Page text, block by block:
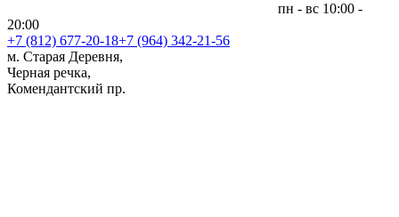
пн - вс 10:00 -
20:00
+7 (812) 677-20-18+7 (964) 342-21-56
м. Старая Деревня,
Черная речка,
Комендантский пр.